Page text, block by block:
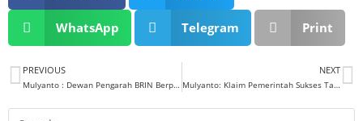
WhatsApp Telegram Print
PREVIOUS
Mulyanto : Dewan Pengarah BRIN Berpotensi Politisasi Lembaga Ilmiah
NEXT
Mulyanto: Klaim Pemerintah Sukses Tangani Covid-19 Berlebihan